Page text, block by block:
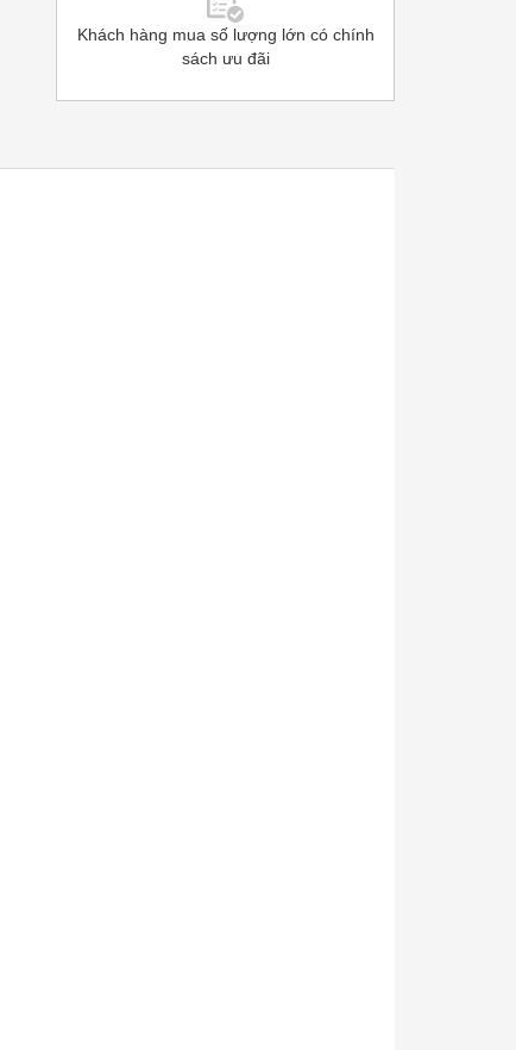
Khách hàng mua số lượng lớn có chính
sách ưu đãi